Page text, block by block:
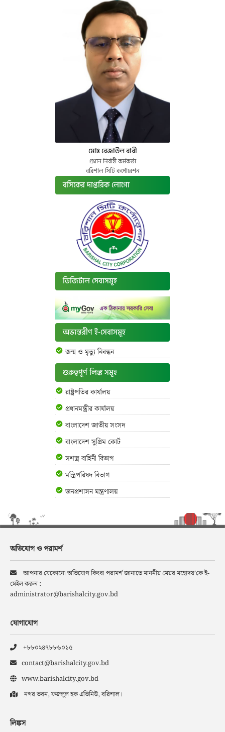
মোঃ রেজাউল বারী
প্রধান নির্বাহী কর্মকর্তা
বরিশাল সিটি কর্পোরেশন
বসিকের দাপ্তরিক লোগো
ডিজিটাল সেবাসমূহ
অভ্যন্তরীণ ই-সেবাসমূহ
জন্ম ও মৃত্যু নিবন্ধন
গুরুত্বপূর্ণ লিঙ্ক সমূহ
রাষ্ট্রপতির কার্যালয়
প্রধানমন্ত্রীর কার্যালয়
বাংলাদেশ জাতীয় সংসদ
বাংলাদেশ সুপ্রিম কোর্ট
সশস্ত্র বাহিনী বিভাগ
মন্ত্রিপরিষদ বিভাগ
জনপ্রশাসন মন্ত্রণালয়
অভিযোগ ও পরামর্শ
আপনার যেকোনো অভিযোগ কিংবা পরামর্শ জানাতে মাননীয় মেয়র মহোদয়’কে ই-
মেইল করুন :
administrator@barishalcity.gov.bd
যোগাযোগ
+৮৮০২৪৭৮৮৬০১৫
contact@barishalcity.gov.bd
www.barishalcity.gov.bd
নগর ভবন, ফজলুল হক এভিনিউ, বরিশাল।
লিঙ্কস